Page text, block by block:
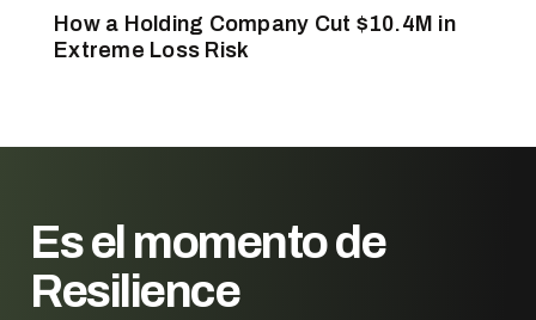
How a Holding Company Cut $10.4M in
Extreme Loss Risk
Es el momento de
Resilience